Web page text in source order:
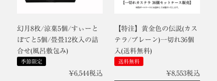
幻月8枚/涼菓5個/すぃーと
ぽてと5個/畳畳12枚入の詰
合せ(風呂敷包み)
季節限定
¥6,544税込
【特注】黄金色の伝説(カス
テラ/プレーン)一切れ36個
入(送料無料)
送料無料
¥8,553税込